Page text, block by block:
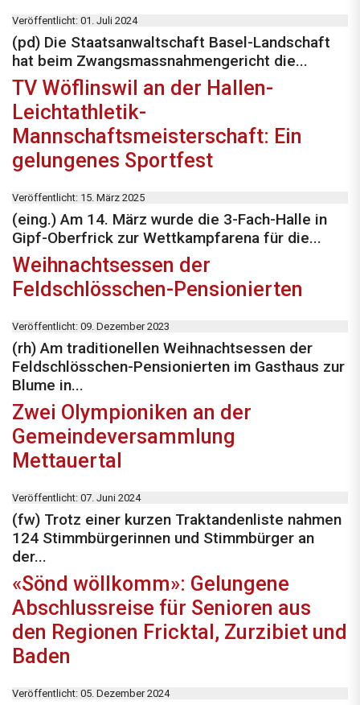
Veröffentlicht: 01. Juli 2024
(pd) Die Staatsanwaltschaft Basel-Landschaft
hat beim Zwangsmassnahmengericht die...
TV Wöflinswil an der Hallen-
Leichtathletik-
Mannschaftsmeisterschaft: Ein
gelungenes Sportfest
Veröffentlicht: 15. März 2025
(eing.) Am 14. März wurde die 3-Fach-Halle in
Gipf-Oberfrick zur Wettkampfarena für die...
Weihnachtsessen der
Feldschlösschen-Pensionierten
Veröffentlicht: 09. Dezember 2023
(rh) Am traditionellen Weihnachtsessen der
Feldschlösschen-Pensionierten im Gasthaus zur
Blume in...
Zwei Olympioniken an der
Gemeindeversammlung
Mettauertal
Veröffentlicht: 07. Juni 2024
(fw) Trotz einer kurzen Traktandenliste nahmen
124 Stimmbürgerinnen und Stimmbürger an
der...
«Sönd wöllkomm»: Gelungene
Abschlussreise für Senioren aus
den Regionen Fricktal, Zurzibiet und
Baden
Veröffentlicht: 05. Dezember 2024